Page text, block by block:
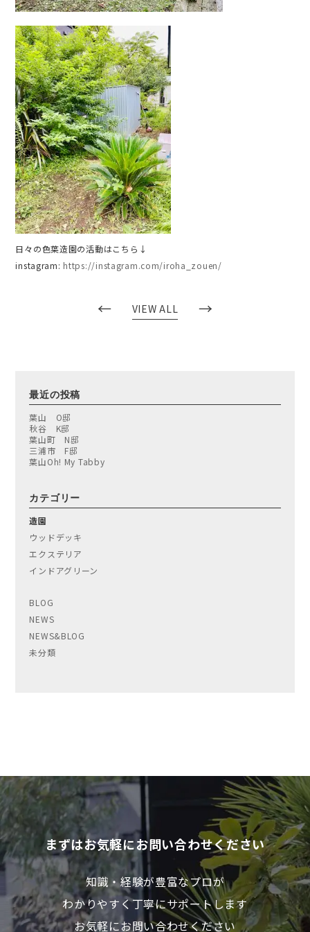
日々の色葉造園の活動はこちら↓
instagram: https://instagram.com/iroha_zouen/
← VIEW ALL →
最近の投稿
葉山 O邸
秋谷 K邸
葉山町 N邸
三浦市 F邸
葉山Oh! My Tabby
カテゴリー
造園
ウッドデッキ
エクステリア
インドアグリーン
BLOG
NEWS
NEWS&BLOG
未分類
まずはお気軽にお問い合わせください
知識・経験が豊富なプロが
わかりやすく丁寧にサポートします
お気軽にお問い合わせください